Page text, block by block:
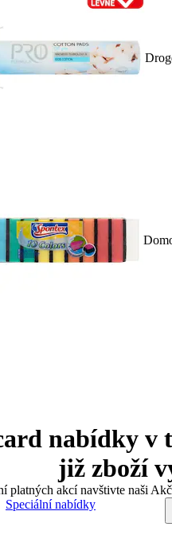
nabídky
již zboží
platných akcí navštivte naši
Speciální nabídky